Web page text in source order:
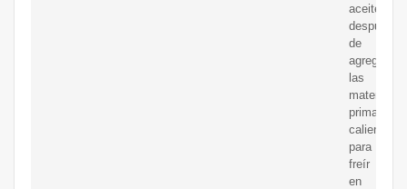
aceite
después
de
agregar
las
materias
primas
calientes
para
freír
en